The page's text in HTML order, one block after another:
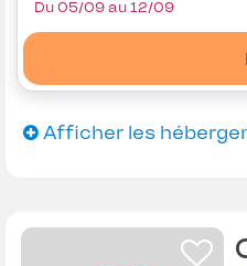
Du 05/09 au 12/09
Afficher les